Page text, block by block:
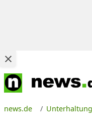
news.de Unterhaltung